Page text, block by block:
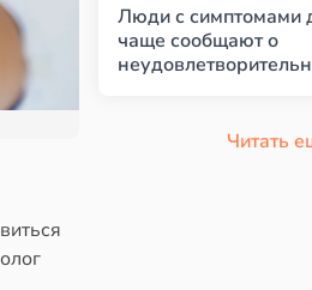
Люди с симптомами
чаще сообщают о
Читать